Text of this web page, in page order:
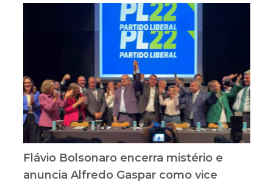
Flávio Bolsonaro encerra mistério e
anuncia Alfredo Gaspar como vice